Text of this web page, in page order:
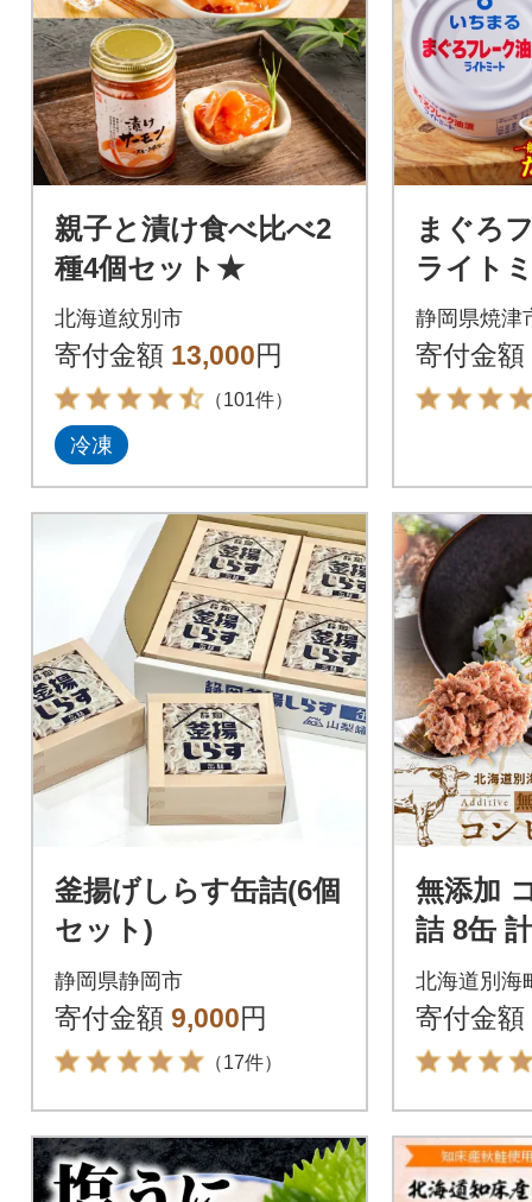
親子と漬け食べ比べ2
種4個セット★
北海道紋別市
寄付金額 13,000円
（101件）
冷凍
まぐろ
ライト
缶入
静岡県焼津
寄付金額
釜揚げしらす缶詰(6個
セット)
静岡県静岡市
寄付金額 9,000円
（17件）
無添加
詰 8缶
別海町
牛の牛
がない
北海道別海
寄付金額